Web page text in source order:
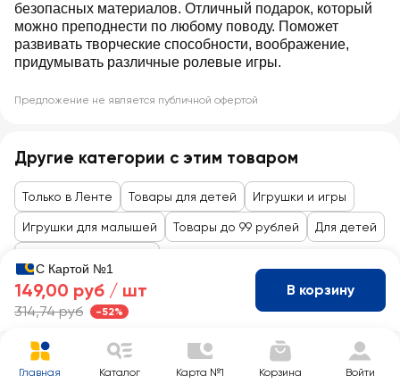
безопасных материалов. Отличный подарок, который
можно преподнести по любому поводу. Поможет
развивать творческие способности, воображение,
придумывать различные ролевые игры.
Предложение не является публичной офертой
Другие категории с этим товаром
Только в Ленте Товары для детей Игрушки и игры
Игрушки для малышей Товары до 99 рублей Для детей
С Картой №1
149,00 руб / шт
314,74 руб -52%
В корзину
Главная Каталог Карта №1 Корзина Войти